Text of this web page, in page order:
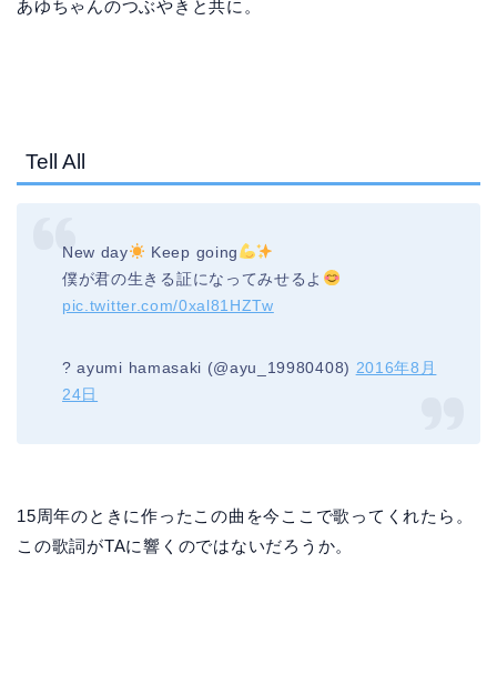
あゆちゃんのつぶやきと共に。
Tell All
New day
Keep going
僕が君の生きる証になってみせるよ
pic.twitter.com/0xal81HZTw
? ayumi hamasaki (@ayu_19980408) 2016年8月
24日
15周年のときに作ったこの曲を今ここで歌ってくれたら。
この歌詞がTAに響くのではないだろうか。